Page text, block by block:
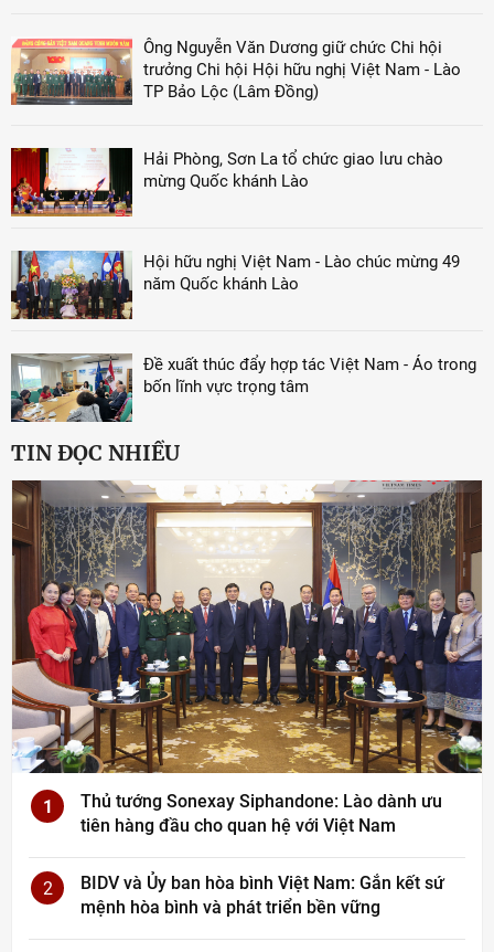
Ông Nguyễn Văn Dương giữ chức Chi hội
trưởng Chi hội Hội hữu nghị Việt Nam - Lào
TP Bảo Lộc (Lâm Đồng)
Hải Phòng, Sơn La tổ chức giao lưu chào
mừng Quốc khánh Lào
Hội hữu nghị Việt Nam - Lào chúc mừng 49
năm Quốc khánh Lào
Đề xuất thúc đẩy hợp tác Việt Nam - Áo trong
bốn lĩnh vực trọng tâm
TIN ĐỌC NHIỀU
1
Thủ tướng Sonexay Siphandone: Lào dành ưu
tiên hàng đầu cho quan hệ với Việt Nam
2
BIDV và Ủy ban hòa bình Việt Nam: Gắn kết sứ
mệnh hòa bình và phát triển bền vững